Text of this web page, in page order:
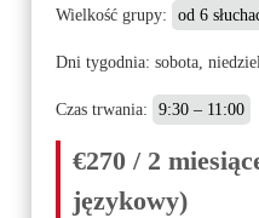
Wielkość grupy: od 6
Dni tygodnia: sobota,
Czas trwania: 9:30 – 11:00
€270 / 2
językowy)